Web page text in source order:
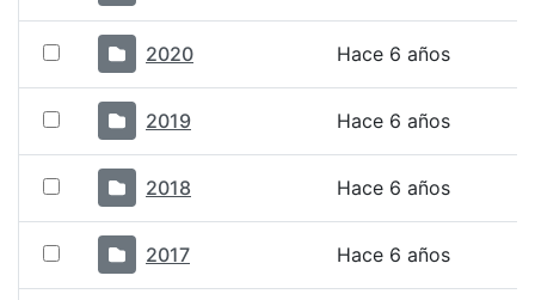
2020 Hace 6 años
2019 Hace 6 años
2018 Hace 6 años
2017 Hace 6 años